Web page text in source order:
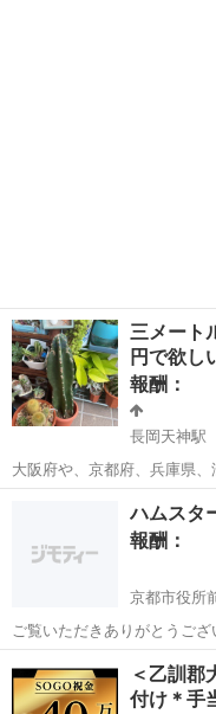
三メート
円で欲し
報酬：
長岡天神駅
大阪府や、京都府、兵庫県、
長いサボテンを0円でいただ
よろしくお願いします。 長
ら側で決めて欲しいです。 ま
長岡
ハムスタ
報酬：
京都市役所
ご覧いただきありがとうございます。 ハムスターを飼
用できる用品を探しています。 もしご不要になったものがあり
ら、お譲りいただけると大変助かります。 探
・回し車 ・給水ボトル...
京都市
＜乙訓郡
付け＊手